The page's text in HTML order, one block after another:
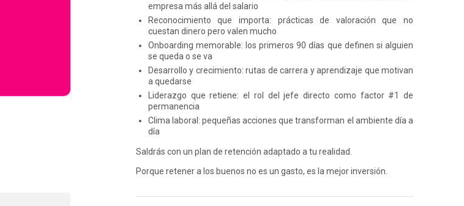
empresa más allá del salario
Reconocimiento que importa: prácticas de valoración que no
cuestan dinero pero valen mucho
Onboarding memorable: los primeros 90 días que definen si alguien
se queda o se va
Desarrollo y crecimiento: rutas de carrera y aprendizaje que motivan
a quedarse
Liderazgo que retiene: el rol del jefe directo como factor #1 de
permanencia
Clima laboral: pequeñas acciones que transforman el ambiente día a
día
Saldrás con un plan de retención adaptado a tu realidad.
Porque retener a los buenos no es un gasto, es la mejor inversión.